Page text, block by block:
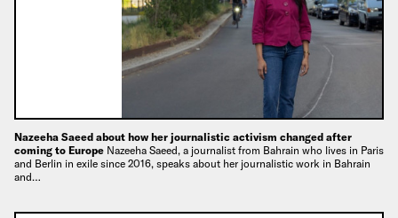
Nazeeha Saeed about how her journalistic activism changed after
coming to Europe Nazeeha Saeed, a journalist from Bahrain who lives in Paris
and Berlin in exile since 2016, speaks about her journalistic work in Bahrain
and…